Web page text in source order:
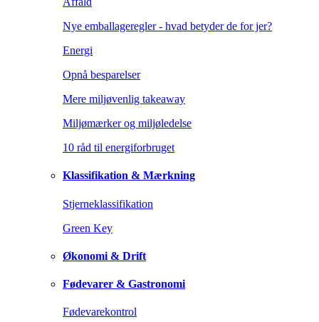
Nye emballageregler - hvad betyder de for jer?
Energi
Opnå besparelser
Mere miljøvenlig takeaway
Miljømærker og miljøledelse
10 råd til energiforbruget
Klassifikation & Mærkning
Stjerneklassifikation
Green Key
Økonomi & Drift
Fødevarer & Gastronomi
Fødevarekontrol